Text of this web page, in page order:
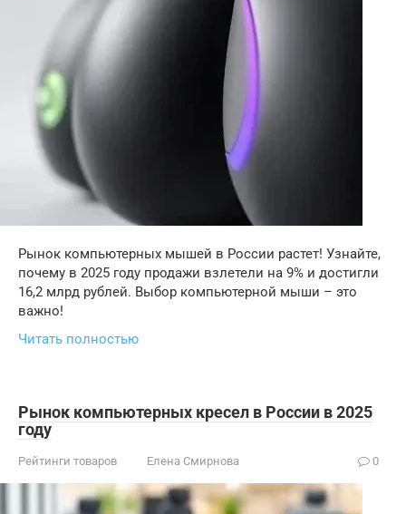
Рынок компьютерных мышей в России растет! Узнайте,
почему в 2025 году продажи взлетели на 9% и достигли
16,2 млрд рублей. Выбор компьютерной мыши – это
важно!
Читать полностью
Рынок компьютерных кресел в России в 2025
году
Рейтинги товаров Елена Смирнова 0